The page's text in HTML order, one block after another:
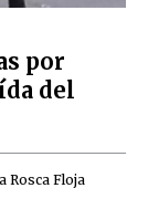
por
del
Rosca Floja